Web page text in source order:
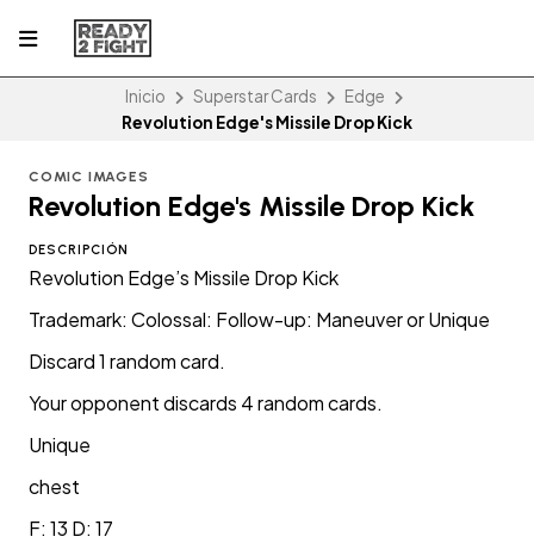
Inicio Superstar Cards
Edge
Revolution Edge's Missile Drop Kick
COMIC IMAGES
Revolution Edge's Missile Drop Kick
DESCRIPCIÓN
Revolution Edge’s Missile Drop Kick
Trademark: Colossal: Follow-up: Maneuver or Unique
Discard 1 random card.
Your opponent discards 4 random cards.
Unique
chest
F: 13 D: 17